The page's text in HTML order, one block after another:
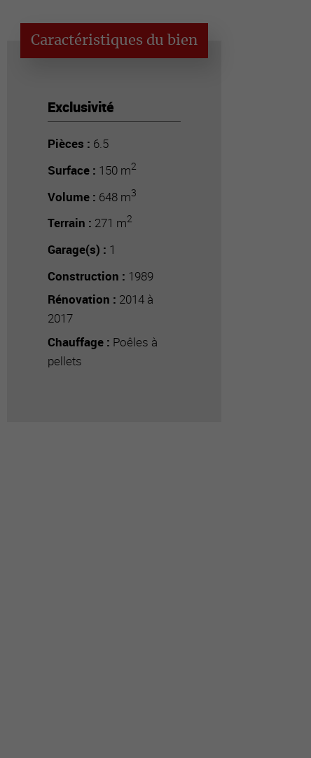
Caractéristiques du bien
Exclusivité
Pièces : 6.5
Surface : 150 m2
Volume : 648 m3
Terrain : 271 m2
Garage(s) : 1
Construction : 1989
Rénovation : 2014 à
2017
Chauffage : Poêles à
pellets